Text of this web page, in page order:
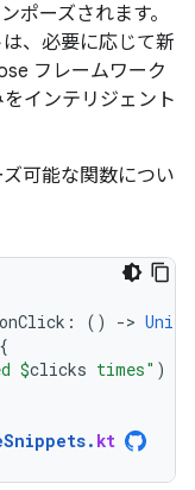
ポーズされます。
、必要に応じて新
フレームワーク
インテリジェント
可能な関数につい
onClick : () -> Unit
{
$clicks times" )
. kt